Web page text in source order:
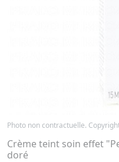
Photo non contractuelle.
Crème teint soin effet
doré